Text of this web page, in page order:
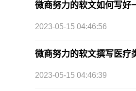
微商努力的软文如何写好
2023-05-15 04:46:56
微商努力的软文撰写医疗
2023-05-15 04:46:39